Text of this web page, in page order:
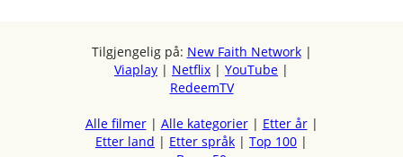
Tilgjengelig på: New Faith Network|
Viaplay | Netflix | YouTube |
RedeemTV
Alle filmer| Alle kategorier| Etter år|
Etter land | Etter språk | Top 100 |